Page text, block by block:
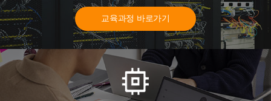
교육과정 바로가기